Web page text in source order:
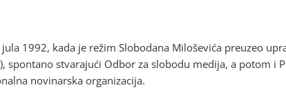
1992, kada je režim Slobodana Miloševića preuzeo
spontano stvarajući Odbor za slobodu medija, a potom i
novinarska organizacija.